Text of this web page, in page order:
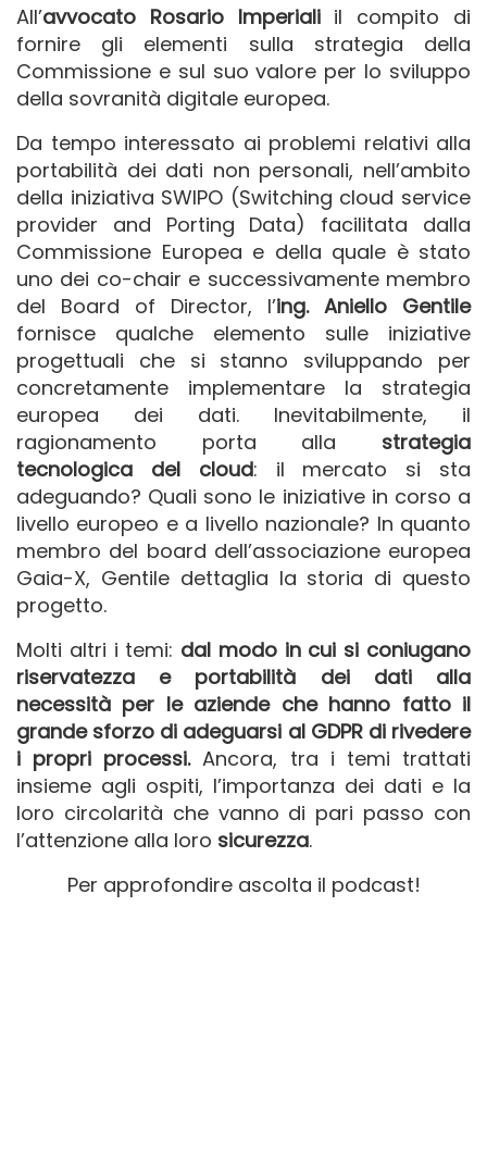
All’avvocato Rosario Imperialiil compito di
fornire gli elementi sulla strategia della
Commissione e sul suo valore per lo sviluppo
della sovranità digitale europea.
Da tempo interessato ai problemi relativi alla
portabilità dei dati non personali, nell’ambito
della iniziativa SWIPO (Switching cloud service
provider and Porting Data) facilitata dalla
Commissione Europea e della quale è stato
uno dei co-chair e successivamente membro
del Board of Director, l’ing. Aniello Gentile
fornisce qualche elemento sulle iniziative
progettuali che si stanno sviluppando per
concretamente implementare la strategia
europea dei dati. Inevitabilmente, il
ragionamento porta alla strategia
tecnologica del cloud: il mercato si sta
adeguando? Quali sono le iniziative in corso a
livello europeo e a livello nazionale? In quanto
membro del board dell’associazione europea
Gaia-X, Gentile dettaglia la storia di questo
progetto.
Molti altri i temi: dal modo in cui si coniugano
riservatezza e portabilità dei dati alla
necessità per le aziende che hanno fatto il
grande sforzo di adeguarsi al GDPR di rivedere
i propri processi.Ancora, tra i temi trattati
insieme agli ospiti, l’importanza dei dati e la
loro circolarità che vanno di pari passo con
l’attenzione alla loro sicurezza.
Per approfondire ascolta il podcast!